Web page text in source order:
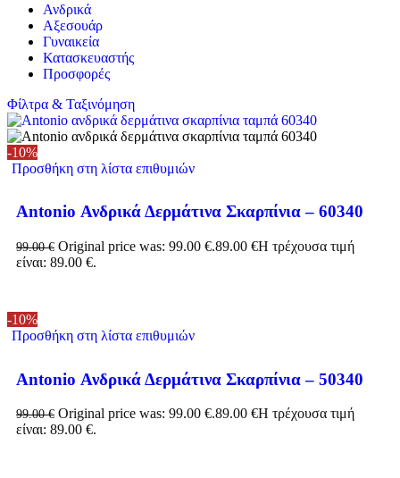
Ανδρικά
Αξεσουάρ
Γυναικεία
Κατασκευαστής
Προσφορές
Φίλτρα & Ταξινόμηση
-10%
Προσθήκη στη λίστα επιθυμιών
Antonio Ανδρικά Δερμάτινα Σκαρπίνια – 60340
99.00€ Original price was: 99.00 €.89.00 €Η τρέχουσα τιμή
είναι: 89.00 €.
-10%
Προσθήκη στη λίστα επιθυμιών
Antonio Ανδρικά Δερμάτινα Σκαρπίνια – 50340
99.00€ Original price was: 99.00 €.89.00 €Η τρέχουσα τιμή
είναι: 89.00 €.